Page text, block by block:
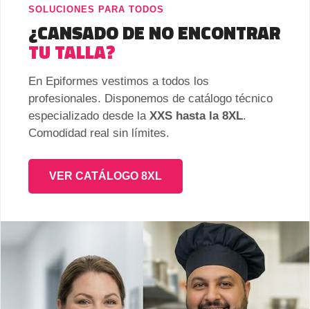
SOLUCIONES PARA TODOS
¿CANSADO DE NO ENCONTRAR
TU TALLA?
En Epiformes vestimos a todos los
profesionales. Disponemos de catálogo técnico
especializado desde la XXS hasta la 8XL.
Comodidad real sin límites.
VER CATÁLOGO 8XL